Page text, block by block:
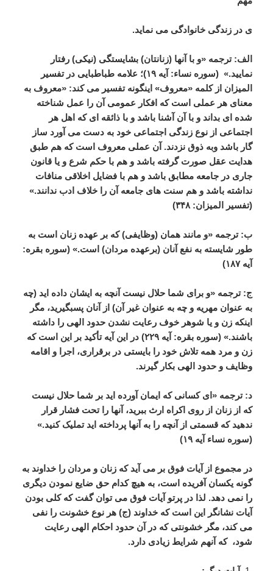
ی در زندگی خانوادگی می نماید.
الف:ترجمه «و با آنها (زنانتان)بشایستگی (نیکی)رفتار
نمایید.» (سوره نساء: آیه ۱۹)؛ علامه طباطبایی در تفسیر
المیزان از کلمه «معروف» اینگونه تفسیر می کند: «معروف به
معنای هر عملی است که افکار عمومی آن را عمل شناخته
شده ای بداند و با آن آشنا باشد و با ذائقه ای که اهل هر
اجتماعی از نوع زندگی اجتماعی خود به دست می آورد ساز
گار باشد وبه ذوق نزدند. آن عملی معروف است که هم طبق
هدایت عقل صورت گرفته باشد و هم با حکم شرع و یا قانون
جاری در جامعه مطابق باشد و هم با فضایل اخلاقی منافات
نداشته باشد و هم سنت های جامعه آن را خلاف ادب ندانند.»
(تفسیر المیزان:۳۴۸)
ب:ترجمه «و مانند همان (وظایفی)که بر عهده زنان است به
طور شایسته به نفع آنان (برعهده مردان) است.» (سوره بقره:
آیه ۱۸۷)
ج:ترجمه «و برای شما حلال نیست آنچه به ایشان داده اید (چه
به عنوان مهریه و چه به عنوان غیر آن) از آنان پسبگیرید، مگر
اینکه زن و یا شوهر خوف رعایت نشدن حدود الهی را
داشته
باشند.» (سوره بقره: آیه ۲۲۹)در این آیه تأکید بر این است که
زن و مرد همه تلاش خود را بایستی در برقراری، اجرا و اقامه
وظایف و حدود الهی بکار گیرند.
د:ترجمه « ای کسانی که ایمان آورده اید بر شما حلال نیست
که از زنان از روی اکراه ارث ببرید، آنها را تحت فشار قرار
ندهید که قسمتی از آنچه را به آنها پرداخته اید تملیک کنید.»
(سوره نساء آیه ۱۹)
در مجموع از آیات فوق بر می آید که زنان و مردان را خداوند به
گونه یکسان آفریده است، به هیچ کدام حق ضایع نمودن دیگری
را
نمی دهد. لذا در پرتو آیات فوق می توان گفت که کلی بودن
آیات نشانگر این است که خداوند (ج)هر نوع خشونت را
نفی
می کند، مگر خشونتی که در آن حدود احکام الهی رعایت
شود، که آنهم شرایط زیادی دارد.